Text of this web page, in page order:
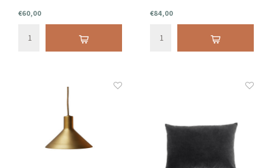
blaadjes aan de bomen wegblaast, of
besneeuwde winternachten. Bekijk de
informatie.
€60,00
zijn. Het is dus tijd om het licht in huis te
brengen, knus te worden en extra lief te
€84,00